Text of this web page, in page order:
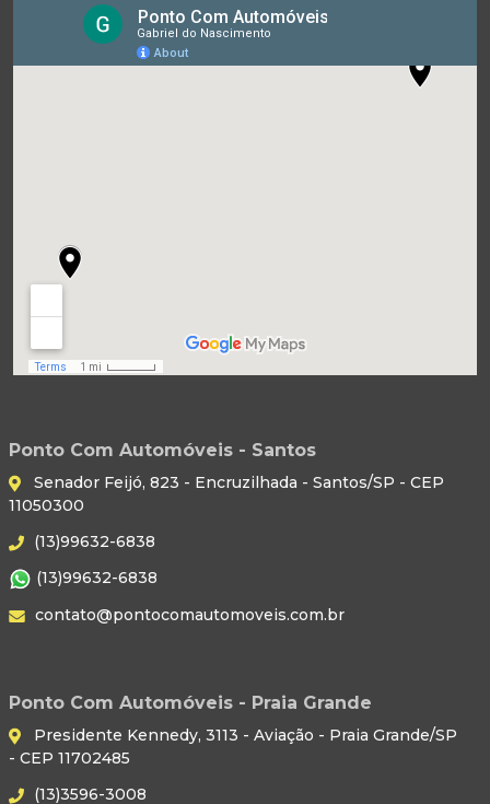
Ponto Com Automóveis - Santos
Senador Feijó, 823 - Encruzilhada - Santos/SP - CEP
11050300
(13)99632-6838
(13)99632-6838
contato@pontocomautomoveis.com.br
Ponto Com Automóveis - Praia Grande
Presidente Kennedy, 3113 - Aviação - Praia Grande/SP
- CEP 11702485
(13)3596-3008